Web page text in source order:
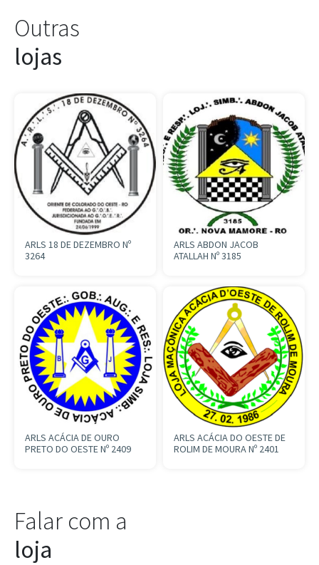
Outras
lojas
ARLS 18 DE DEZEMBRO Nº
3264
ARLS ABDON JACOB
ATALLAH Nº 3185
ARLS ACÁCIA DE OURO
PRETO DO OESTE Nº 2409
ARLS ACÁCIA DO OESTE DE
ROLIM DE MOURA Nº 2401
Falar com a
loja